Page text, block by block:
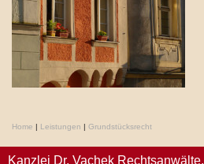
Home | Leistungen | Grundstücksrecht
Kanzlei Dr. Vachek Rechtsanwälte,